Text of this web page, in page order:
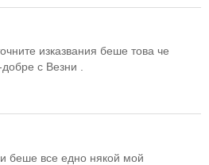
изказвания беше това че
с Везни .
беше все едно някой мой